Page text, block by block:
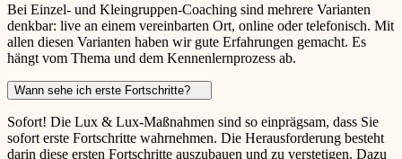
Bei Einzel- und Kleingruppen-Coaching sind mehrere Varianten
denkbar: live an einem vereinbarten Ort, online oder telefonisch. Mit
allen diesen Varianten haben wir gute Erfahrungen gemacht. Es
hängt vom Thema und dem Kennenlernprozess ab.
Wann sehe ich erste Fortschritte?
Sofort! Die Lux & Lux-Maßnahmen sind so einprägsam, dass Sie
sofort erste Fortschritte wahrnehmen. Die Herausforderung besteht
darin diese ersten Fortschritte auszubauen und zu verstetigen. Dazu